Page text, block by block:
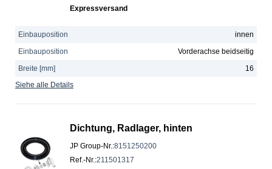
Expressversand
Einbauposition
innen
Einbauposition
Vorderachse beidseitig
Breite [mm]
16
Siehe alle Details
Dichtung, Radlager, hinten
JP Group-Nr.:8151250200
Ref.-Nr.:211501317